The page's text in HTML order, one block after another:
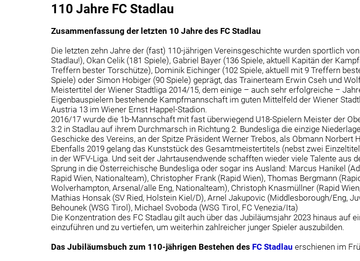
110 Jahre FC Stadlau
Zusammenfassung der letzten 10 Jahre des FC Stadlau
Die letzten zehn Jahre der (fast) 110-jährigen Vereinsgeschichte wurden sportlich
Stadlau!), Okan Celik (181 Spiele), Gabriel Bayer (136 Spiele, aktuell Kapitän der
Treffern bester Torschütze), Dominik Eichinger (102 Spiele, aktuell mit 9 Treffern
Spiele) oder Simon Hobiger (90 Spiele) geprägt, das Trainerteam Erwin Cseh und
Meistertitel der Wiener Stadtliga 2014/15, dem einige – auch sehr erfolgreiche –
Eigenbauspielern bestehende Kampfmannschaft im guten Mittelfeld der Wiener
Austria 13 im Wiener Ernst Happel-Stadion.
2016/17 wurde die 1b-Mannschaft mit fast überwiegend U18-Spielern Meister der
3:2 in Stadlau auf ihrem Durchmarsch in Richtung 2. Bundesliga die einzige
Geschicke des Vereins, an der Spitze Präsident Werner Trebos, als Obmann Norbert
Ebenfalls 2019 gelang das Kunststück des Gesamtmeistertitels (nebst zwei
in der WFV-Liga. Und seit der Jahrtausendwende schafften wieder viele Talente
Sprung in die Österreichische Bundesliga oder sogar ins Ausland: Marcus Hanikel
Rapid Wien, Nationalteam), Christopher Frank (Rapid Wien), Thomas Bergmann
Wolverhampton, Arsenal/alle Eng, Nationalteam), Christoph Knasmüllner (Rapid
Mathias Honsak (SV Ried, Holstein Kiel/D), Arnel Jakupovic (Middlesborough/Eng,
Behounek (WSG Tirol), Michael Svoboda (WSG Tirol, FC Venezia/Ita)
Die Konzentration des FC Stadlau gilt auch über das Jubiläumsjahr 2023 hinaus auf
einzuführen und zu vertiefen, um weiterhin zahlreicher junger Spieler auszubilden.
Das Jubiläumsbuch zum 110-jährigen Bestehen des FC Stadlau erschienen im